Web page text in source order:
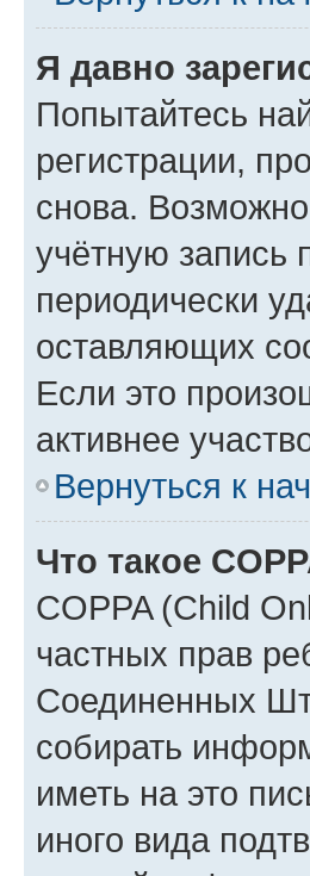
Я давно
Попытайтесь
регистрации,
снова.
учётную запись
периодически
оставляющих
Если это
активнее
Вернуться к
Что такое
COPPA (Child
частных прав
Соединенных
собирать
иметь на это
иного вида